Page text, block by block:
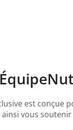
est conçue
ainsi vous